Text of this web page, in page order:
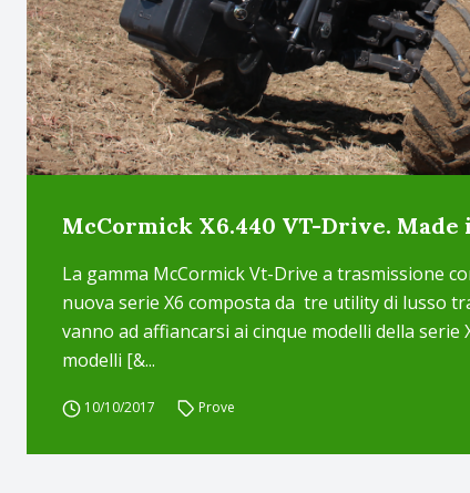
McCormick X6.440 VT-Drive. Made
La gamma McCormick Vt-Drive a trasmissione
nuova serie X6 composta da tre utility di lusso
vanno ad affiancarsi ai cinque modelli della serie
modelli [&...
10/10/2017 Prove